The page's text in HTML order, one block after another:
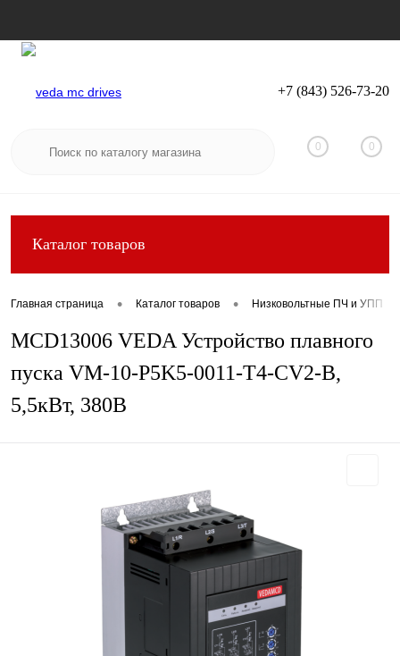
Вход Регистрация
+7 (843) 526-73-20
0 0
Каталог товаров
Главная страница • Каталог товаров • Низковольтные ПЧ и УПП
MCD13006 VEDA Устройство плавного
пуска VM-10-P5K5-0011-T4-CV2-B,
5,5кВт, 380В